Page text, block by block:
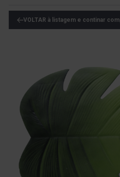
VOLTAR à listagem e continar